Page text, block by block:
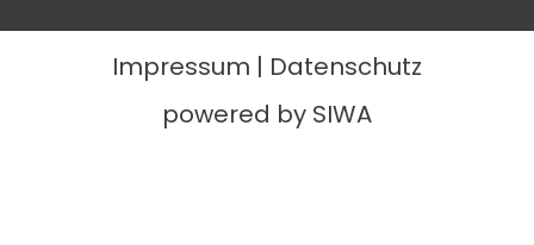
Impressum | Datenschutz
powered by SIWA